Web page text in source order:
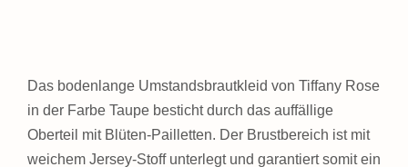
Das bodenlange Umstandsbrautkleid von Tiffany Rose
in der Farbe Taupe besticht durch das auffällige
Oberteil mit Blüten-Pailletten. Der Brustbereich ist mit
weichem Jersey-Stoff unterlegt und garantiert somit ein